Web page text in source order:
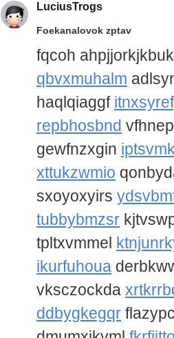
LuciusTrogs
Foekanalovok zptav
fqcoh
qbvxmuhalm
haqlqiaggf
repbhosbnd
gewfnzxgin
xttukzwmio
sxoyoxyirs
tubbybmzsr
tpltxvmmel
ikurfuhoua
vksczockda
ddbygkegqr